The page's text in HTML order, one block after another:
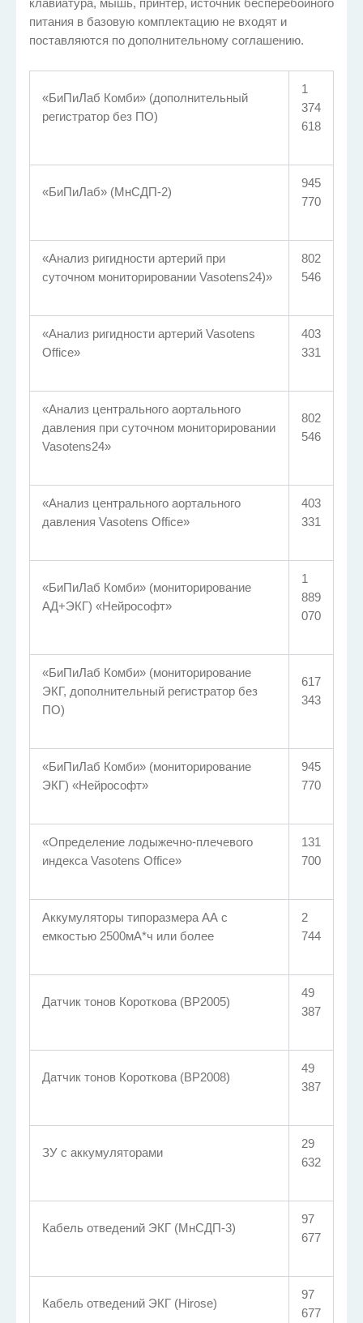
питания в базовую комплектацию не входят и
поставляются по дополнительному соглашению.
«БиПиЛаб Комби» (дополнительный
регистратор без ПО)
1
374
618
«БиПиЛаб» (МнСДП-2)
945
770
«Анализ ригидности артерий при
суточном мониторировании Vasotens24)»
802
546
«Анализ ригидности артерий Vasotens
Office»
403
331
«Анализ центрального аортального
давления при суточном мониторировании
Vasotens24»
802
546
«Анализ центрального аортального
давления Vasotens Office»
403
331
«БиПиЛаб Комби» (мониторирование
АД+ЭКГ) «Нейрософт»
1
889
070
«БиПиЛаб Комби» (мониторирование
ЭКГ, дополнительный регистратор без
ПО)
617
343
«БиПиЛаб Комби» (мониторирование
ЭКГ) «Нейрософт»
945
770
«Определение лодыжечно-плечевого
индекса Vasotens Office»
131
700
Аккумуляторы типоразмера АА с
емкостью 2500мА*ч или более
2
744
Датчик тонов Короткова (ВР2005)
49
387
Датчик тонов Короткова (ВР2008)
49
387
ЗУ с аккумуляторами
29
632
Кабель отведений ЭКГ (МнСДП-3)
97
677
Кабель отведений ЭКГ (Hirose)
97
677